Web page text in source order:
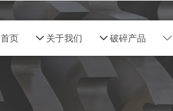
首页 넵 关于我们 넵 破碎产品 ꄳ